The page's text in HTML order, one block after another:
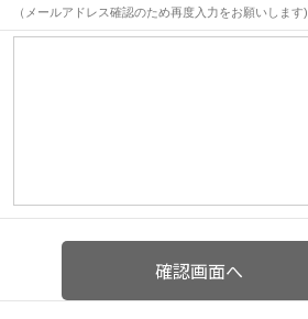
（メールアドレス確認のため再度入力をお願いします)